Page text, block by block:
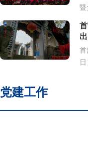
暨
出
首
党建工作